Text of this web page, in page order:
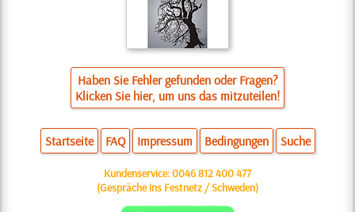
Haben Sie Fehler gefunden oder Fragen?
Klicken Sie hier, um uns das mitzuteilen!
Startseite FAQ Impressum Bedingungen Suche
Kundenservice:0046 812 400 477
(Gespräche ins Festnetz / Schweden)